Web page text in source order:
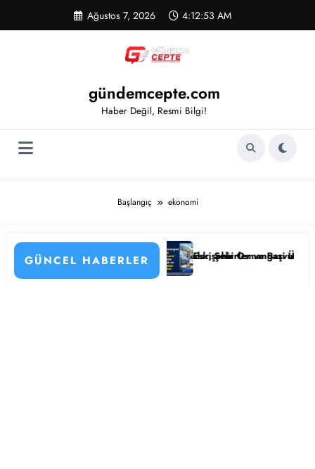
Ağustos 7, 2026 4:12:53 AM
gündemcepte.com
Haber Değil, Resmi Bilgi!
Başlangıç ekonomi
GÜNCEL HABERLER
Alımı Başladı! İşte Kadrolar, Şehirler ve Başvuru Detayları
Eskişehir Osmangazi Üniversitesi 203